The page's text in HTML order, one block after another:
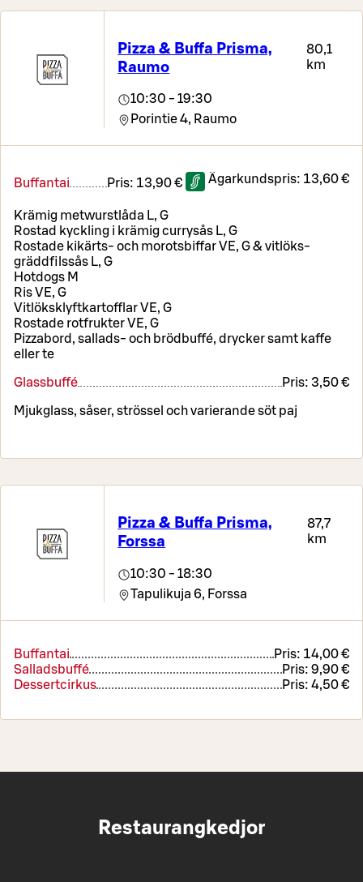
Pizza & Buffa Prisma,
Raumo
80,1
km
10:30 - 19:30
Porintie 4, Raumo
Buffantai Pris: 13,90 € Ägarkundspris: 13,60 €
Krämig metwurstlåda L, G
Rostad kyckling i krämig currysås L, G
Rostade kikärts- och morotsbiffar VE, G & vitlöks-
gräddfilssås L, G
Hotdogs M
Ris VE, G
Vitlöksklyftkartofflar VE, G
Rostade rotfrukter VE, G
Pizzabord, sallads- och brödbuffé, drycker samt kaffe
eller te
Glassbuffé Pris: 3,50 €
Mjukglass, såser, strössel och varierande söt paj
Pizza & Buffa Prisma,
Forssa
87,7
km
10:30 - 18:30
Tapulikuja 6, Forssa
Buffantai Pris: 14,00 €
Salladsbuffé
Pris: 9,90 €
Dessertcirkus
Pris: 4,50 €
Restaurangkedjor